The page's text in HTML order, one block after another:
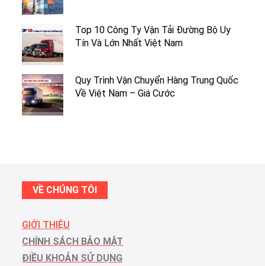
Top 10 Công Ty Vận Tải Đường Bộ Uy
Tín Và Lớn Nhất Việt Nam
Quy Trình Vận Chuyển Hàng Trung Quốc
Về Việt Nam – Giá Cước
VỀ CHÚNG TÔI
GIỚI THIỆU
CHÍNH SÁCH BẢO MẬT
ĐIỀU KHOẢN SỬ DỤNG